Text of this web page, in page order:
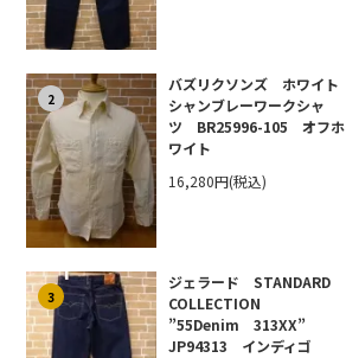
2
バズリクソンズ ホワイト
シャンブレーワークシャ
ツ BR25996-105 オフホ
ワイト
16,280円(税込)
3
ジェラード STANDARD
COLLECTION
”55Denim 313XX”
JP94313 インディゴ